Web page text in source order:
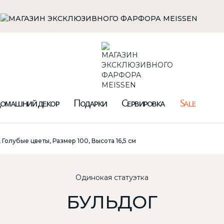
декор Подарки Сервировка Sale
цветы, Размер 100, Высота 16,5 см
Одинокая статуэтка
БУЛЬДОГ